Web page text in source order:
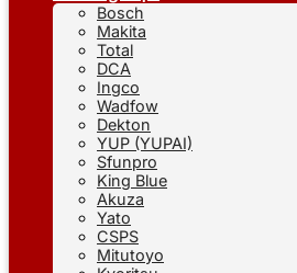
Bosch
Makita
Total
DCA
Ingco
Wadfow
Dekton
YUP (YUPAI)
Sfunpro
King Blue
Akuza
Yato
CSPS
Mitutoyo